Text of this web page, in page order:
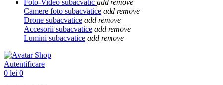
Foto-Video subacvatic add remove
Camere foto subacvatice add remove
Drone subacvatice add remove
Accesorii subacvatice add remove
Lumini subacvatice add remove
Autentificare
0 lei 0